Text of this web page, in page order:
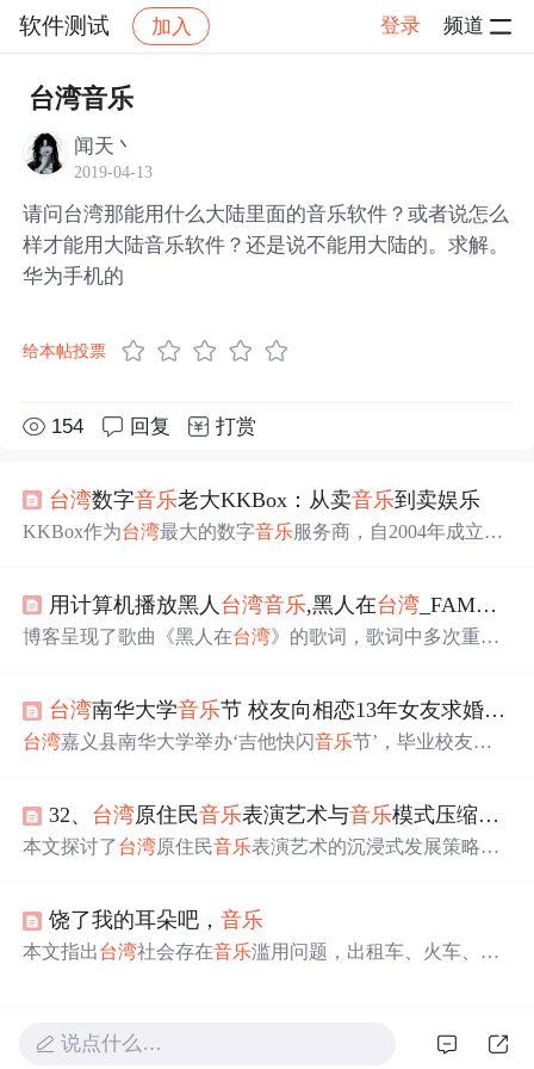
软件测试 加入 登录 频道
社区 软件测试
台湾音乐
闻天丶
2019-04-13
请问台湾那能用什么大陆里面的音乐软件？或者说怎么
样才能用大陆音乐软件？还是说不能用大陆的。求解。
华为手机的
给本帖投票
154 回复 打赏
台湾数字音乐老大KKBox：从卖音乐到卖娱乐
KKBox作为台湾最大的数字音乐服务商，自2004年成立以
式结合了音乐服务与传统内容生产，覆盖台湾、香港等多
个地区。
用计算机播放黑人 台湾音乐,黑人在台湾 _FAMOUS[男]_单曲在线试听_酷我
博客呈现了歌曲《黑人在台湾》的歌词，歌词中多次重复
等内容。
台湾南华大学音乐节 校友向相恋13年女友求婚成功
台湾嘉义县南华大学举办‘吉他快闪音乐节’，毕业校友洪
32、 台湾原住民音乐表演艺术与音乐模式压缩算法解析
本文探讨了台湾原住民音乐表演艺术的沉浸式发展策略，
的无损压缩算法及其在 音乐分析、作曲和分类中的应用。
同时总结了SIA、SIATEC、COSIATEC等主流算法的研究
饶了我的耳朵吧，音乐
本文指出台湾社会存在音乐滥用问题，出租车、火车、餐
考，呼吁减少音乐
说点什么…